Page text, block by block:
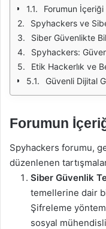
Forumun İçeriği
Spyhackers ve
Siber Güvenlikte
Spyhackers:
Etik Hackerlık ve
Güvenli Dijital
Forumun
Spyhackers forumu,
düzenlenen
Siber Güvenlik
temellerine dair
Şifreleme
sosyal